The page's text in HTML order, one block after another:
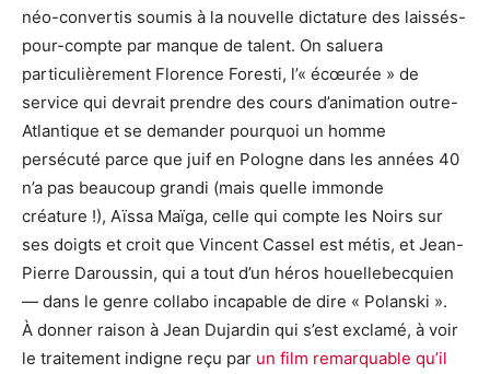
néo-convertis soumis à la nouvelle dictature des laissés-
pour-compte par manque de talent. On saluera
particulièrement Florence Foresti, l’« écœurée » de
service qui devrait prendre des cours d’animation outre-
Atlantique et se demander pourquoi un homme
persécuté parce que juif en Pologne dans les années 40
n’a pas beaucoup grandi (mais quelle immonde
créature !), Aïssa Maïga, celle qui compte les Noirs sur
ses doigts et croit que Vincent Cassel est métis, et Jean-
Pierre Daroussin, qui a tout d’un héros houellebecquien
— dans le genre collabo incapable de dire « Polanski ».
À donner raison à Jean Dujardin qui s’est exclamé, à voir
le traitement indigne reçu par un film remarquable qu’il